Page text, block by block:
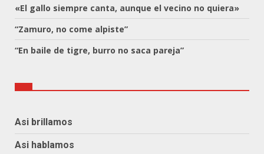
«El gallo siempre canta, aunque el vecino no quiera»
“Zamuro, no come alpiste”
“En baile de tigre, burro no saca pareja”
Asi brillamos
Asi hablamos